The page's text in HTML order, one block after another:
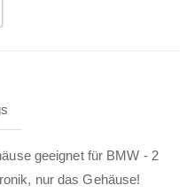
geeignet für BMW - 2
nur das Gehäuse!